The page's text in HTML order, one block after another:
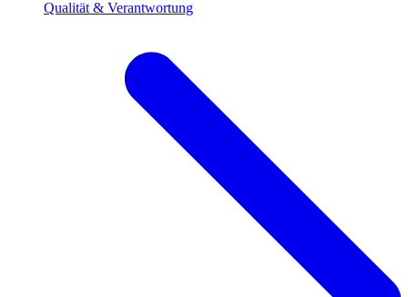
Qualität & Verantwortung